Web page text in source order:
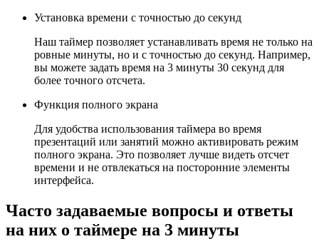
Установка времени с точностью до секунд
Наш таймер позволяет устанавливать время не только на
ровные минуты, но и с точностью до секунд. Например,
вы можете задать время на 3 минуты 30 секунд для
более точного отсчета.
Функция полного экрана
Для удобства использования таймера во время
презентаций или занятий можно активировать режим
полного экрана. Это позволяет лучше видеть отсчет
времени и не отвлекаться на посторонние элементы
интерфейса.
Часто задаваемые вопросы и ответы
на них о таймере на 3 минуты